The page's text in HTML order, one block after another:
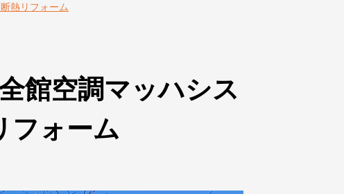
熱リフォーム
館空調マッハシス
フォーム